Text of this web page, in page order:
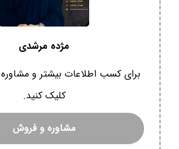
مژده مرشدی
برای کسب اطلاعات بیشتر و
کلیک کنید.
مشاوره و فروش